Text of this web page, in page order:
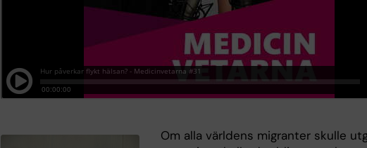
Om alla världens migranter skulle